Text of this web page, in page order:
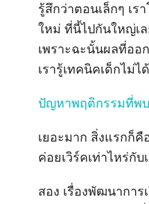
รู้สึกว่าตอนเล็กๆ เร
ใหม่ ที่นี้ไปกันใหญ่เ
เพราะฉะนั้นผลที่ออ
เรารู้เทคนิคเด็กไม่ไ
ปัญหาพฤติกรรมที่พ
เยอะมาก สิ่งแรกก็คื
ค่อยเวิร์คเท่าไหร่กับ
สอง เรื่องพัฒนากา